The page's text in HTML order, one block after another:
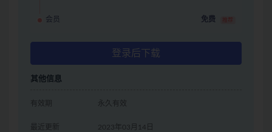
会员 免费 推荐
登录后下载
其他信息
有效期 永久有效
最近更新 2023年03月14日